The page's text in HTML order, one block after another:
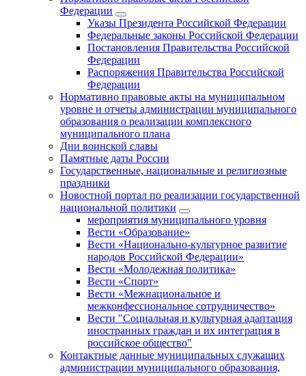
Федерации
Указы Президента Российской Федерации
Федеральные законы Российской Федерации
Постановления Правительства Российской
Федерации
Распоряжения Правительства Российской
Федерации
Нормативно правовые акты на муниципальном
уровне и отчеты администрации муниципального
образования о реализации комплексного
муниципального плана
Дни воинской славы
Памятные даты России
Государственные, национальные и религиозные
праздники
Новостной портал по реализации государственной
национальной политики
мероприятия муниципального уровня
Вести «Образование»
Вести «Национально-культурное развитие
народов Российской Федерации»
Вести «Молодежная политика»
Вести «Спорт»
Вести «Межнациональное и
межконфессиональное сотрудничество»
Вести "Социальная и культурная адаптация
иностранных граждан и их интеграция в
российское общество"
Контактные данные муниципальных служащих
администрации муниципального образования,